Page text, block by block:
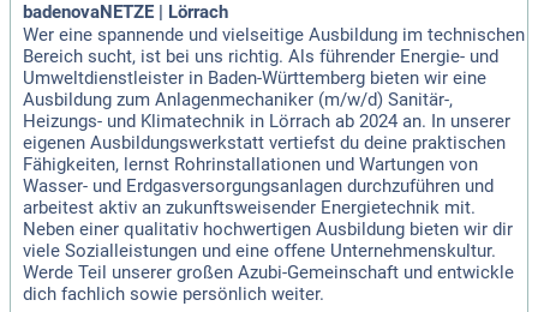
badenovaNETZE | Lörrach
Wer eine spannende und vielseitige Ausbildung im technischen
Bereich sucht, ist bei uns richtig. Als führender Energie- und
Umweltdienstleister in Baden-Württemberg bieten wir eine
Ausbildung zum Anlagenmechaniker (m/w/d) Sanitär-,
Heizungs- und Klimatechnik in Lörrach ab 2024 an. In unserer
eigenen Ausbildungswerkstatt vertiefst du deine praktischen
Fähigkeiten, lernst Rohrinstallationen und Wartungen von
Wasser- und Erdgasversorgungsanlagen durchzuführen und
arbeitest aktiv an zukunftsweisender Energietechnik mit.
Neben einer qualitativ hochwertigen Ausbildung bieten wir dir
viele Sozialleistungen und eine offene Unternehmenskultur.
Werde Teil unserer großen Azubi-Gemeinschaft und entwickle
dich fachlich sowie persönlich weiter.